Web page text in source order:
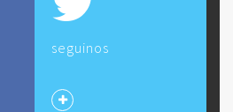
seguinos